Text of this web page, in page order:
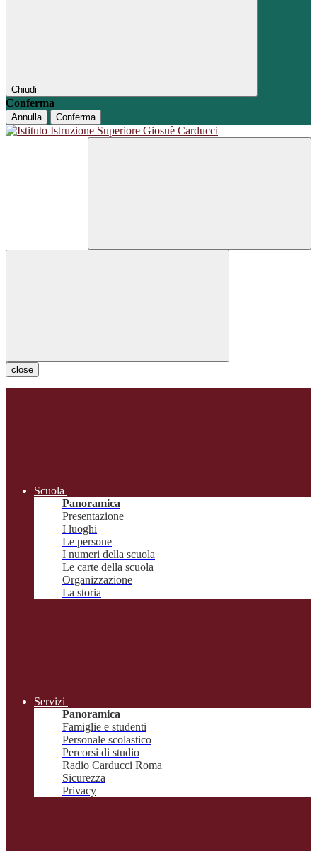
Chiudi
Conferma
Annulla Conferma
close
Scuola
Panoramica
Presentazione
I luoghi
Le persone
I numeri della scuola
Le carte della scuola
Organizzazione
La storia
Servizi
Panoramica
Famiglie e studenti
Personale scolastico
Percorsi di studio
Radio Carducci Roma
Sicurezza
Privacy